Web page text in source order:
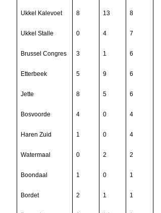
Ukkel Kalevoet 8 13 8
Ukkel Stalle 0 4 7
Brussel Congres 3 1 6
Etterbeek 5 9 6
Jette 8 5 6
Bosvoorde 4 0 4
Haren Zuid 1 0 4
Watermaal 0 2 2
Boondaal 1 0 1
Bordet 2 1 1